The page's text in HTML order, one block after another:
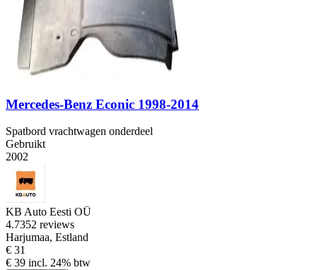
Mercedes-Benz Econic 1998-2014
Spatbord vrachtwagen onderdeel
Gebruikt
2002
KB Auto Eesti OÜ
4.7352 reviews
Harjumaa, Estland
€ 31
€ 39 incl. 24% btw